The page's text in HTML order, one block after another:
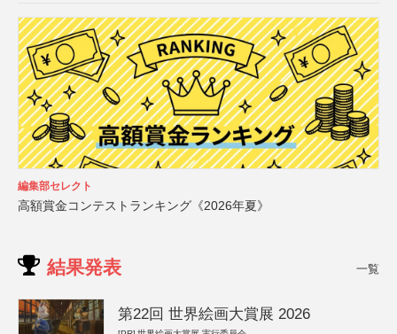
編集部セレクト
高額賞金コンテストランキング《2026年夏》
結果発表 一覧
第22回 世界絵画大賞展 2026